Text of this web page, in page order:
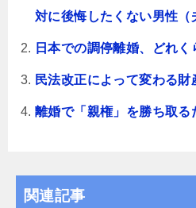
対に後悔したくない男性（
日本での調停離婚、どれく
民法改正によって変わる財
離婚で「親権」を勝ち取る
関連記事